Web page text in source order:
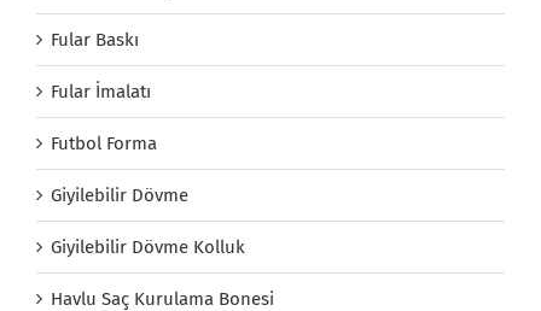
Fular Baskı
Fular İmalatı
Futbol Forma
Giyilebilir Dövme
Giyilebilir Dövme Kolluk
Havlu Saç Kurulama Bonesi